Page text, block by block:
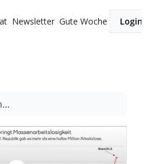
Newsletter Gute Woche Login